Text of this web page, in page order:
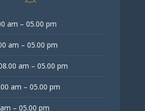
am – 05.00 pm
am – 05.00 pm
am – 05.00 pm
am – 05.00 pm
– 05.00 pm